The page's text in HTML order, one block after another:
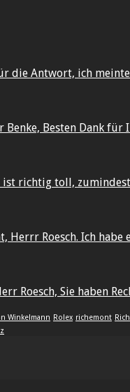
die Antwort, ich
Besten Dank
richtig toll,
Herrr Roesch. Ich
Roesch, Sie haben
Winkelmann Rolex richemont